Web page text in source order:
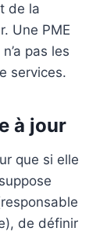
de la
Une PME
pas les
services.
à jour
que si elle
de définir